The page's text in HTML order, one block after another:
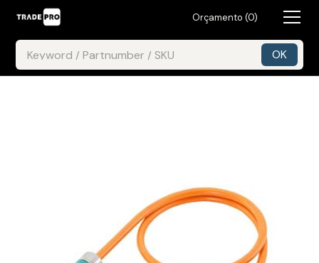
Orçamento (0)